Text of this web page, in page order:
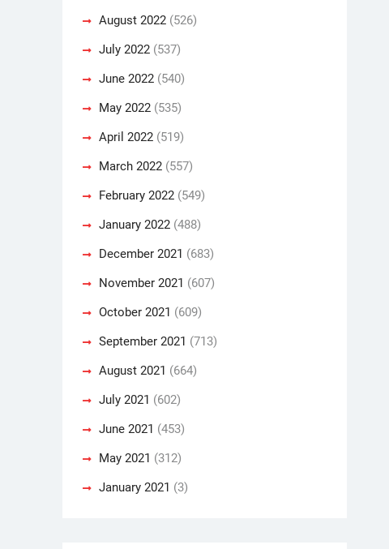
August 2022 (526)
July 2022 (537)
June 2022 (540)
May 2022 (535)
April 2022 (519)
March 2022 (557)
February 2022 (549)
January 2022 (488)
December 2021 (683)
November 2021 (607)
October 2021 (609)
September 2021 (713)
August 2021 (664)
July 2021 (602)
June 2021 (453)
May 2021 (312)
January 2021 (3)